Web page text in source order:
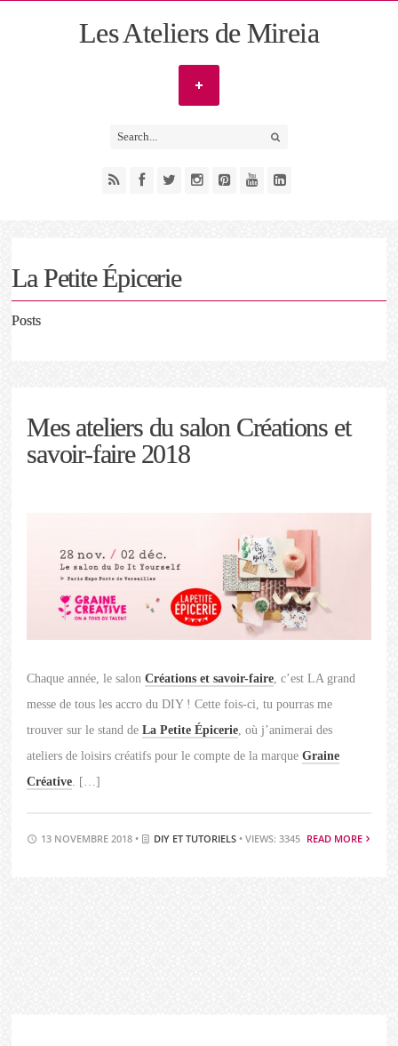
Les Ateliers de Mireia
La Petite Épicerie
Posts
Mes ateliers du salon Créations et
savoir-faire 2018
Chaque année, le salonCréations et savoir-faire, c’est LA grand
messe de tous les accro du DIY ! Cette fois-ci, tu pourras me
trouver sur le stand deLa Petite Épicerie, où j’animerai des
ateliers de loisirs créatifs pour le compte de la marqueGraine
Créative. […]
13 NOVEMBRE 2018 • DIY ET TUTORIELS • VIEWS: 3345 READ MORE